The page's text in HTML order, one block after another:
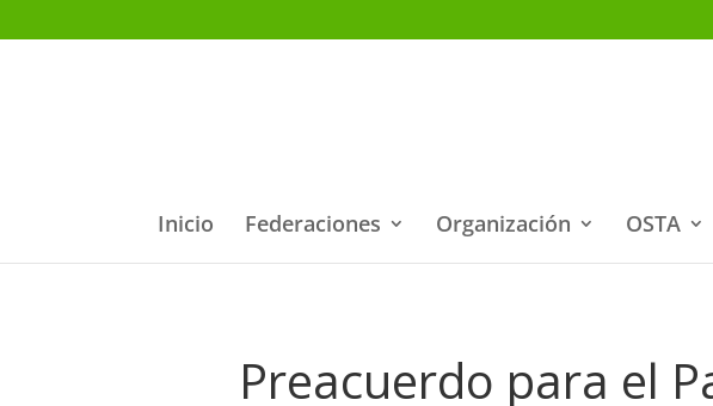
Inicio Federaciones Organización OSTA
Preacuerdo para el